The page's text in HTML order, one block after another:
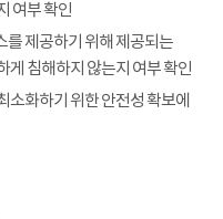
여부 확인
를 제공하기 위해 제공되는
게 침해하지 않는지 여부 확인
소화하기 위한 안전성 확보에